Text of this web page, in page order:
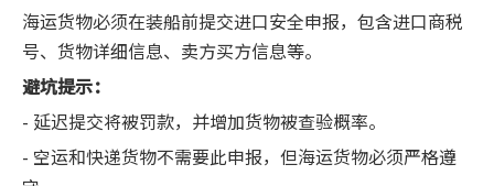
海运货物必须在装船前提交进口安全申报，包含进口商税
号、货物详细信息、卖方买方信息等。
避坑提示：
- 延迟提交将被罚款，并增加货物被查验概率。
- 空运和快递货物不需要此申报，但海运货物必须严格遵